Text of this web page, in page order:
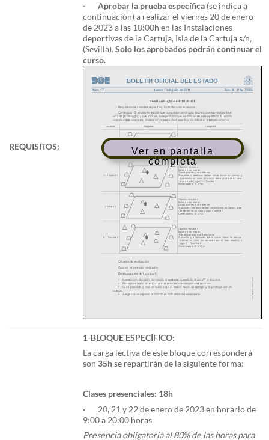
REQUISITOS:
·Aprobar la prueba específica (se indica a
continuación) a realizar el viernes 20 de enero
de 2023 a las 10:00h en las Instalaciones
deportivas de la Cartuja, Isla de la Cartuja s/n,
(Sevilla).Solo los aprobados podrán continuar el
curso.
Ver en pantalla
completa
1-BLOQUE ESPECÍFICO:
La carga lectiva de este bloque corresponderá
son35hse repartirán de la siguiente forma:
Clases presenciales: 18h
· 20, 21 y 22 de enero de 2023 en horario de
9:00 a 20:00 horas
Presencia obligatoria al 80% de las horas para